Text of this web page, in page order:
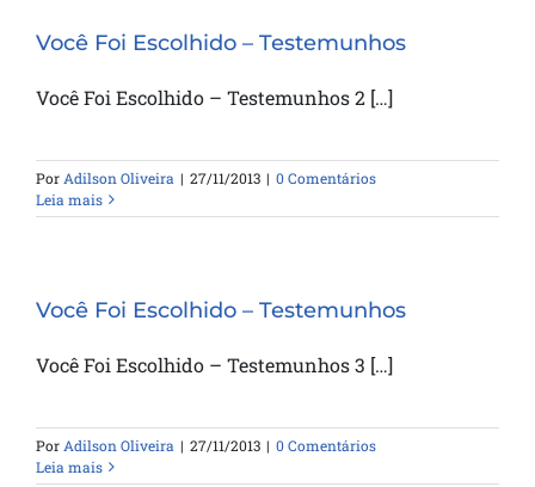
Você Foi Escolhido – Testemunhos
Você Foi Escolhido – Testemunhos 2 […]
PorAdilson Oliveira | 27/11/2013 | 0 Comentários
Leia mais
Você Foi Escolhido – Testemunhos
Você Foi Escolhido – Testemunhos 3 […]
PorAdilson Oliveira | 27/11/2013 | 0 Comentários
Leia mais